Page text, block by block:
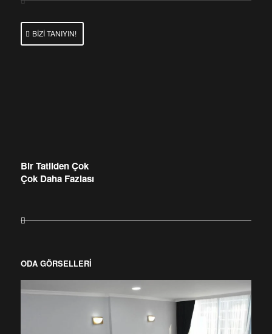
BİZİ TANIYIN!
Bir Tatilden Çok
Çok Daha Fazlası
ODA GÖRSELLERİ